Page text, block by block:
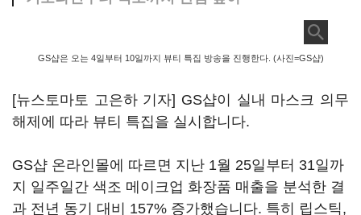
GS샵은 오는 4일부터 10일까지 뷰티 특집 방송을 진행한다. (사진=GS샵)
[뉴스토마토 고은하 기자] GS샵이 실내 마스크 의무
해제에 따라 뷰티 특집을 실시합니다.
GS샵 온라인몰에 따르면 지난 1월 25일부터 31일까
지 일주일간 색조 메이크업 화장품 매출을 분석한 결
과 전년 동기 대비 157% 증가했습니다. 특히 립스틱,